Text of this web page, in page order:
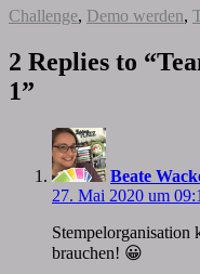
Challenge, Demo werden,
2 Replies to
1”
Beate
27. Mai 2020 um
Stempelorganisation
brauchen! 😀